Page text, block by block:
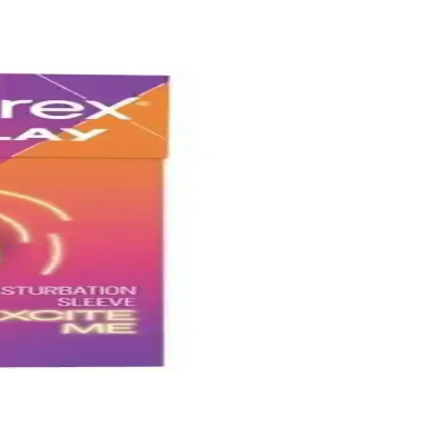
ve performans artırıcı özellikleriyle öne çıkar.
artırarak ilişkiye canlılık katar.
Doğru kullanımda güvenli ve rahat bir seçenektir.